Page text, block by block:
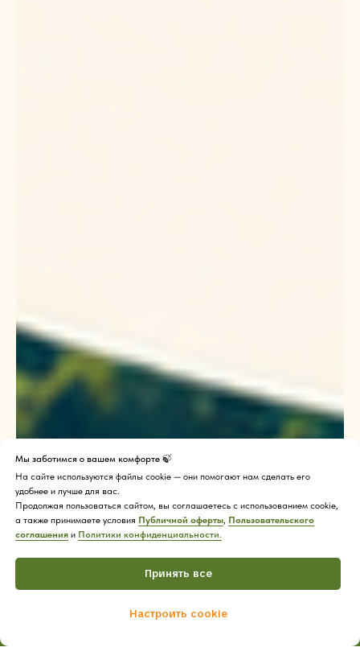
Мы заботимся о вашем комфорте 🍃
На сайте используются файлы cookie — они помогают нам сделать его
удобнее и лучше для вас.
Продолжая пользоваться сайтом, вы соглашаетесь с использованием cookie,
а также принимаете условия Публичной оферты, Пользовательского
соглашения и Политики конфиденциальности.
Принять все
Настроить cookie